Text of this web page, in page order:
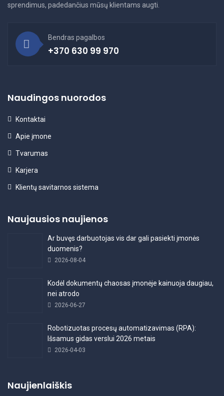
sprendimus, padedančius mūsų klientams augti.
Bendras pagalbos
+370 630 99 970
Naudingos nuorodos
Kontaktai
Apie įmone
Tvarumas
Karjera
Klientų savitarnos sistema
Naujausios naujienos
Ar buvęs darbuotojas vis dar gali pasiekti įmonės
duomenis?
2026-08-04
Kodėl dokumentų chaosas įmonėje kainuoja daugiau,
nei atrodo
2026-06-27
Robotizuotas procesų automatizavimas (RPA):
Išsamus gidas verslui 2026 metais
2026-04-03
Naujienlaiškis